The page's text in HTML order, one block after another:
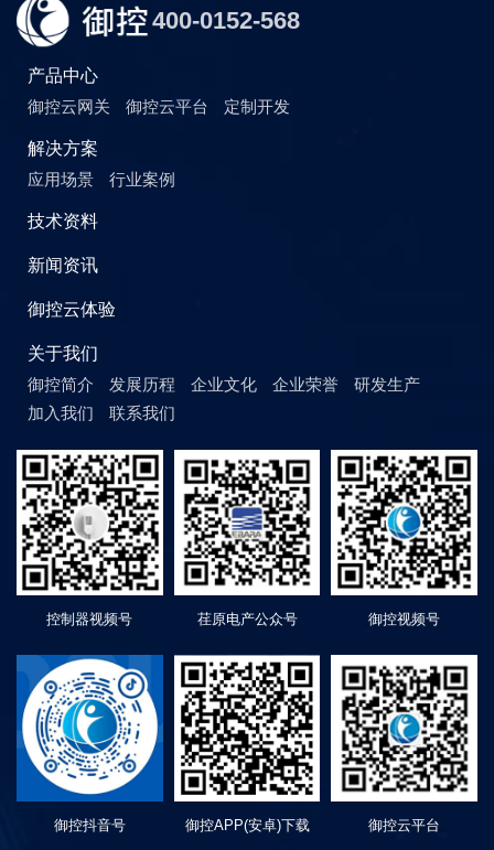
400-0152-568
产品中心
御控云网关
御控云平台 定制开发
解决方案
应用场景
行业案例
技术资料
新闻资讯
御控云体验
关于我们
御控简介
发展历程 企业文化 企业荣誉
研发生产
加入我们
联系我们
控制器视频号 荏原电产公众号 御控视频号
御控抖音号 御控APP(安卓)下载 御控云平台